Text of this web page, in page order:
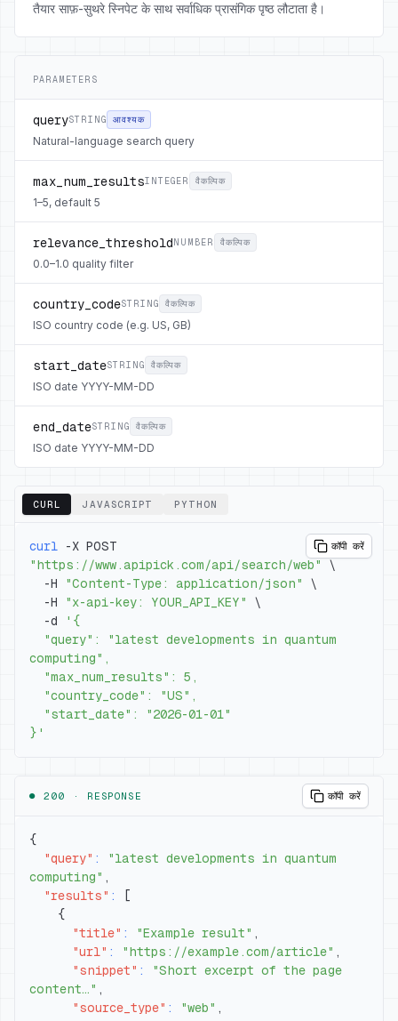
तैयार साफ़-सुथरे स्निपेट के साथ सर्वाधिक प्रासंगिक पृष्ठ लौटाता है।
PARAMETERS
querySTRING आवश्यक
Natural-language search query
max_num_resultsINTEGER वैकल्पिक
1–5, default 5
relevance_threshold NUMBER वैकल्पिक
0.0–1.0 quality filter
country_codeSTRING वैकल्पिक
ISO country code (e.g. US, GB)
start_dateSTRING वैकल्पिक
ISO date YYYY-MM-DD
end_dateSTRING वैकल्पिक
ISO date YYYY-MM-DD
CURL JAVASCRIPT PYTHON
कॉपी करें
curl
"https://www.apipick.com/api/search/web"
\
  -H
"Content-Type: application/json"
\
  -H
"x-api-key: YOUR_API_KEY"
\
  -d
}'
● 200 · RESPONSE कॉपी करें
{
"query" :
"latest developments in quantum
computing" ,
"results" :
[
{
"title" : "Example result" ,
"url" : "https://example.com/article" ,
"snippet" :
"Short excerpt of the page
content…" ,
"source_type" : "web" ,